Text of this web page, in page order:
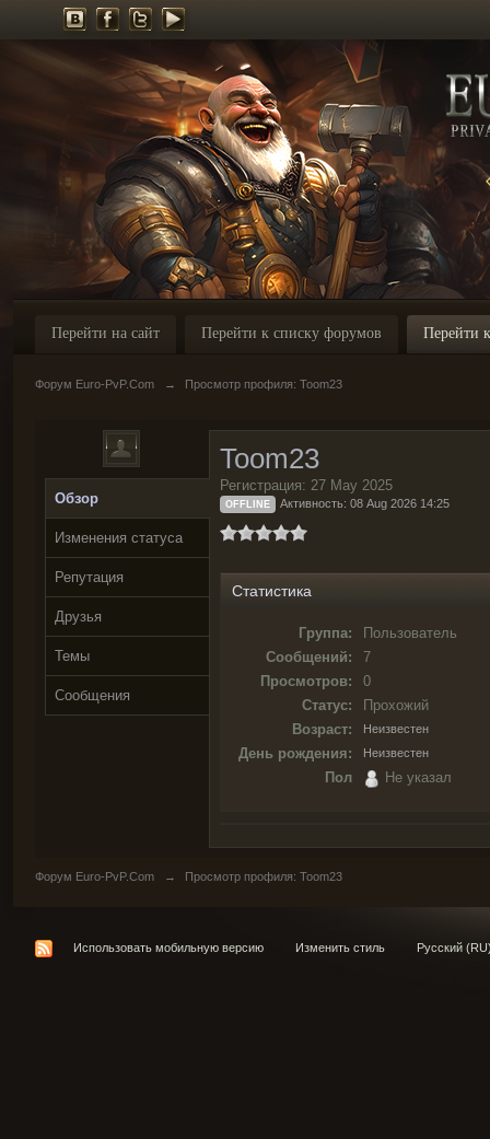
Перейти на сайт Перейти к списку форумов Перейти
Форум Euro-PvP.Com → Просмотр профиля: Toom23
Обзор
Изменения статуса
Репутация
Друзья
Темы
Сообщения
Toom23
Регистрация: 27 May 2025
OFFLINE Активность: 08 Aug 2026 14:25
Статистика
Группа:
Пользователь
Сообщений:
7
Просмотров:
0
Статус:
Прохожий
Возраст:
Неизвестен
День рождения: Неизвестен
Пол Не указал
Форум Euro-PvP.Com → Просмотр профиля: Toom23
Использовать мобильную версию Изменить стиль Русский